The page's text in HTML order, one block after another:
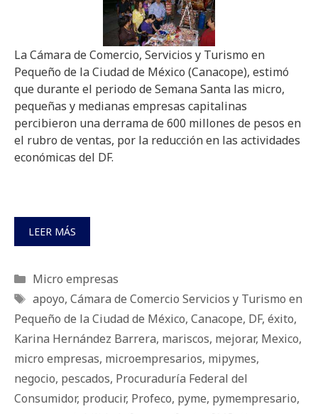
La Cámara de Comercio, Servicios y Turismo en
Pequeño de la Ciudad de México (Canacope), estimó
que durante el periodo de Semana Santa las micro,
pequeñas y medianas empresas capitalinas
percibieron una derrama de 600 millones de pesos en
el rubro de ventas, por la reducción en las actividades
económicas del DF.
LEER MÁS
Categorías
Micro empresas
Etiquetas
apoyo, Cámara de Comercio Servicios y Turismo en
Pequeño de la Ciudad de México, Canacope, DF, éxito,
Karina Hernández Barrera, mariscos, mejorar, Mexico,
micro empresas, microempresarios, mipymes,
negocio, pescados, Procuraduría Federal del
Consumidor, producir, Profeco, pyme, pymempresario,